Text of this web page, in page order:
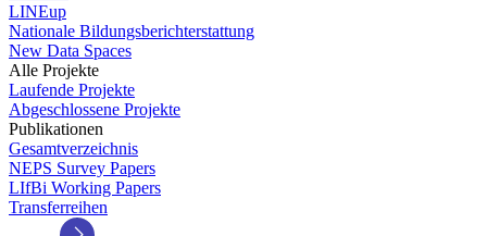
LINEup
Nationale Bildungsberichterstattung
New Data Spaces
Alle Projekte
Laufende Projekte
Abgeschlossene Projekte
Publikationen
Gesamtverzeichnis
NEPS Survey Papers
LIfBi Working Papers
Transferreihen